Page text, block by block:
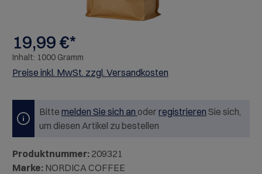
19,99 €*
Inhalt: 1000 Gramm
Preise inkl. MwSt. zzgl. Versandkosten
Bitte melden Sie sich an oderregistrieren Sie sich,
um diesen Artikel zu bestellen
Produktnummer: 209321
Marke: NORDICA COFFEE